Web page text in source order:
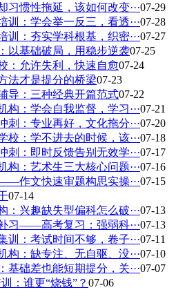
习惯性拖延，该如何改变···07-29
训：学会举一反三，看透···07-28
训：夯实学科根基，织密···07-27
以基础破局，用稳步逆袭07-25
：允许失利，快速自愈07-24
法才是提分的桥梁07-23
导：三种经典开篇范式07-22
构：学会自我监督，学习···07-21
刺：专业再好，文化拖分···07-20
校：学不进去的时候，该···07-18
刺：即时反馈告别无效学···07-17
构：艺术生三大核心问题···07-16
作文快速审题构思实操···07-15
07-14
：兴趣缺失型偏科怎么破···07-13
习——高考复习：强弱科···07-13
训：考试时间不够，卷子···07-11
构：缺专注、无自驱、没···07-10
基础差也能短期提分，关···07-07
：谁更“烧钱”？ 07-06